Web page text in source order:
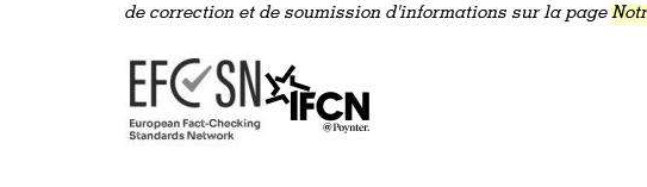
de correction et de soumission d'informations sur la page